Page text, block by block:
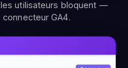
utilisateurs bloquent —
GA4.